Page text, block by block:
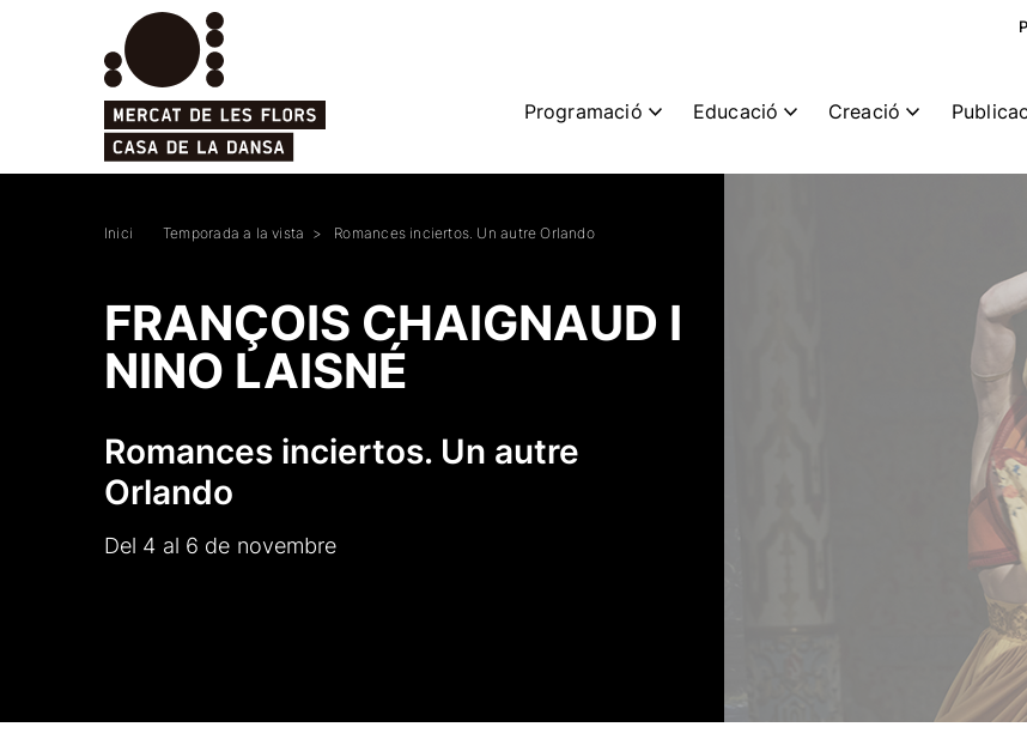
Programació Educació Creació
Inici Temporada a la vista Romances inciertos. Un autre Orlando
FRANÇOIS CHAIGNAUD I
NINO LAISNÉ
Romances inciertos. Un autre
Orlando
Del 4 al 6 de novembre